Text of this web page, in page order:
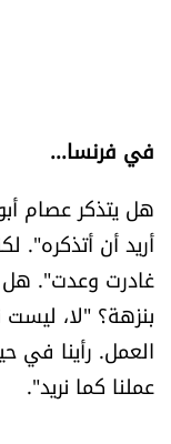
في فرنسا...
أريد أن أتذكره".
غادرت وعدت".
بنزهة؟ "لا، ليست
العمل. رأينا في
عملنا كما نريد".